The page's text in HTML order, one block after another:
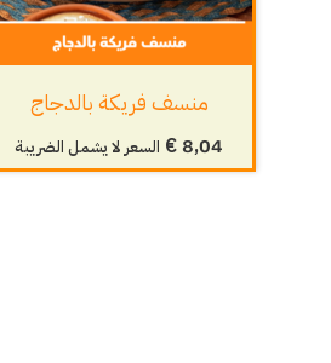
منسف فريكة بالدجاج
€8,04 السعر لا يشمل الضريبة